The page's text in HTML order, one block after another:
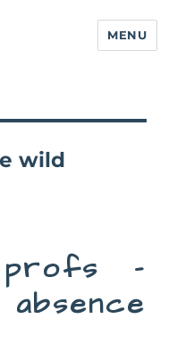
MENU
wild
–